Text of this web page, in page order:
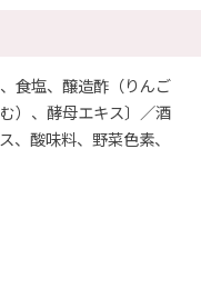
食塩、醸造酢（りんご
）、酵母エキス〕／酒
、酸味料、野菜色素、